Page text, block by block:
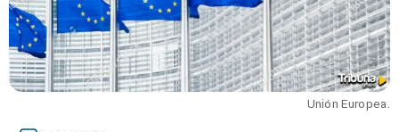
Unión Europea.